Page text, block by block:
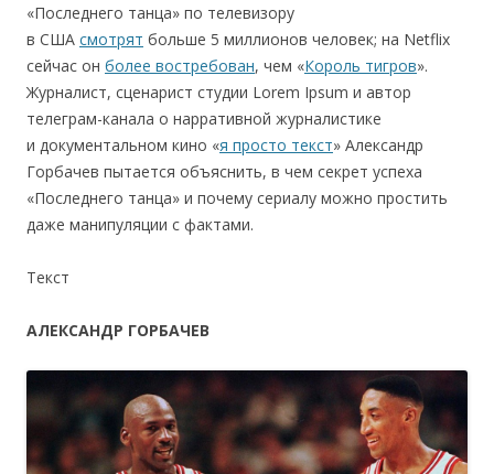
«Последнего танца» по телевизору
в США смотрят больше 5 миллионов человек; на Netflix
сейчас он более востребован, чем «Король тигров».
Журналист, сценарист студии Lorem Ipsum и автор
телеграм-канала о нарративной журналистике
и документальном кино «я просто текст» Александр
Горбачев пытается объяснить, в чем секрет успеха
«Последнего танца» и почему сериалу можно простить
даже манипуляции с фактами.
Текст
АЛЕКСАНДР ГОРБАЧЕВ